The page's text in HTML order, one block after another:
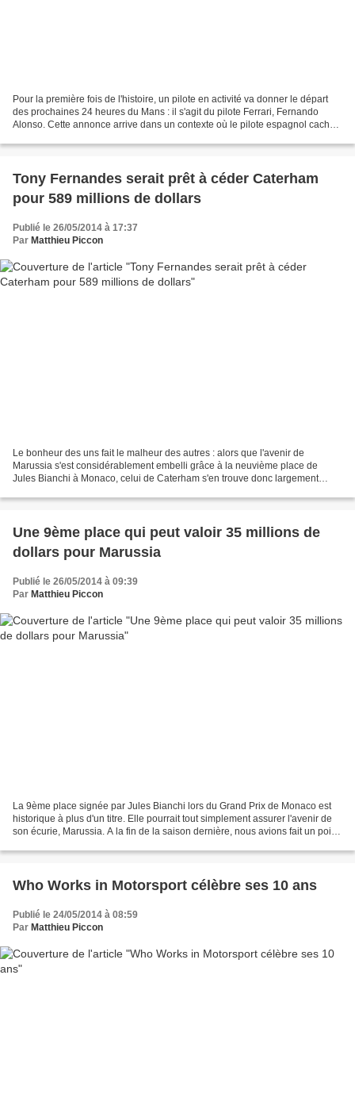
Pour la première fois de l'histoire, un pilote en activité va donner le départ
des prochaines 24 heures du Mans : il s'agit du pilote Ferrari, Fernando
Alonso. Cette annonce arrive dans un contexte où le pilote espagnol cache
Tony Fernandes serait prêt à céder Caterham
pour 589 millions de dollars
Publié le 26/05/2014 à 17:37
Par Matthieu Piccon
Le bonheur des uns fait le malheur des autres : alors que l'avenir de
Marussia s'est considérablement embelli grâce à la neuvième place de
Jules Bianchi à Monaco, celui de Caterham s'en trouve donc largement
Une 9ème place qui peut valoir 35 millions de
dollars pour Marussia
Publié le 26/05/2014 à 09:39
Par Matthieu Piccon
La 9ème place signée par Jules Bianchi lors du Grand Prix de Monaco est
historique à plus d'un titre. Elle pourrait tout simplement assurer l'avenir de
son écurie, Marussia. A la fin de la saison dernière, nous avions fait un point
Who Works in Motorsport célèbre ses 10 ans
Publié le 24/05/2014 à 08:59
Par Matthieu Piccon